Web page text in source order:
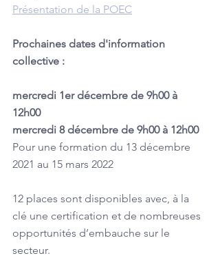
Présentation de la POEC
Prochaines dates d'information
collective :
mercredi 1er décembre de 9h00 à
12h00
mercredi 8 décembre de 9h00 à 12h00
Pour une formation du 13 décembre
2021 au 15 mars 2022
12 places sont disponibles avec, à la
clé une certification et de nombreuses
opportunités d’embauche sur le
secteur.